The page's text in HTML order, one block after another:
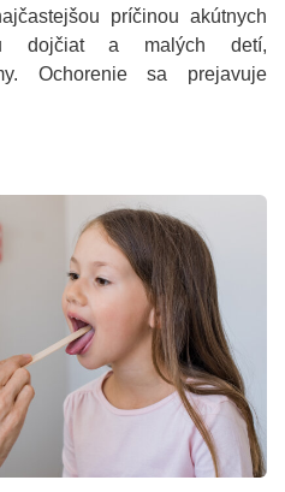
príčinou akútnych
u dojčiat a malých detí,
Ochorenie sa prejavuje